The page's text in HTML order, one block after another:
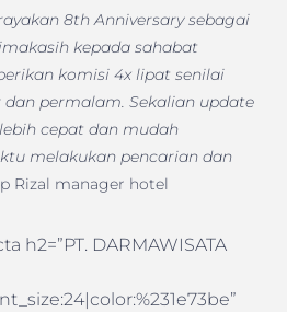
8th Anniversary sebagai
kepada sahabat
komisi 4x lipat senilai
dan permalam. Sekalian update
cepat dan mudah
melakukan pencarian dan
Rizal manager hotel
h2=”PT. DARMAWISATA